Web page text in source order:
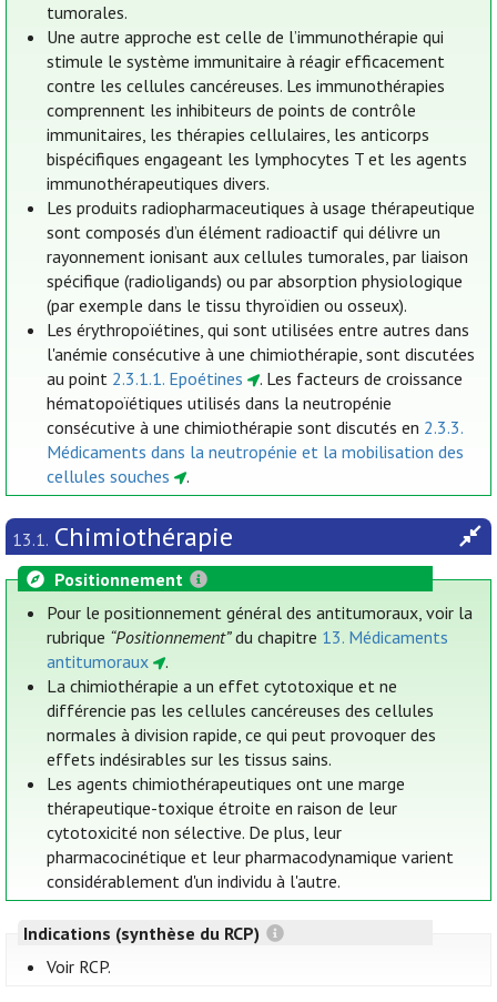
tumorales.
Une autre approche est celle de l’immunothérapie qui
stimule le système immunitaire à réagir efficacement
contre les cellules cancéreuses. Les immunothérapies
comprennent les inhibiteurs de points de contrôle
immunitaires, les thérapies cellulaires, les anticorps
bispécifiques engageant les lymphocytes T et les agents
immunothérapeutiques divers.
Les produits radiopharmaceutiques à usage thérapeutique
sont composés d’un élément radioactif qui délivre un
rayonnement ionisant aux cellules tumorales, par liaison
spécifique (radioligands) ou par absorption physiologique
(par exemple dans le tissu thyroïdien ou osseux).
Les érythropoïétines, qui sont utilisées entre autres dans
l'anémie consécutive à une chimiothérapie, sont discutées
au point 2.3.1.1. Epoétines
. Les facteurs de croissance
hématopoïétiques utilisés dans la neutropénie
consécutive à une chimiothérapie sont discutés en 2.3.3.
Médicaments dans la neutropénie et la mobilisation des
cellules souches
.
13.1. Chimiothérapie
Positionnement
Pour le positionnement général des antitumoraux, voir la
rubrique “Positionnement”du chapitre 13. Médicaments
antitumoraux
.
La chimiothérapie a un effet cytotoxique et ne
différencie pas les cellules cancéreuses des cellules
normales à division rapide, ce qui peut provoquer des
effets indésirables sur les tissus sains.
Les agents chimiothérapeutiques ont une marge
thérapeutique-toxique étroite en raison de leur
cytotoxicité non sélective. De plus, leur
pharmacocinétique et leur pharmacodynamique varient
considérablement d'un individu à l'autre.
Indications (synthèse du RCP)
Voir RCP.